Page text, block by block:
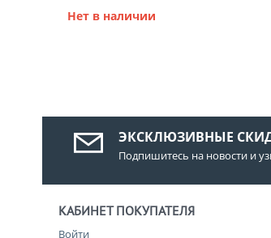
Нет в наличии
ЭКСКЛЮЗИВНЫЕ
Подпишитесь на новости и
КАБИНЕТ ПОКУПАТЕЛЯ
Войти